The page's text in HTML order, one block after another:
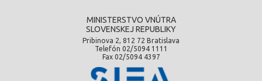
MINISTERSTVO VNÚTRA
SLOVENSKEJ REPUBLIKY
Pribinova 2, 812 72 Bratislava
Telefón 02/5094 1111
Fax 02/5094 4397